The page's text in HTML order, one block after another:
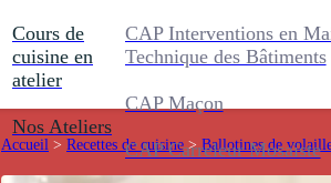
Cours de
cuisine en
atelier
Nos Ateliers
CAP Interventions en
Technique des Bâtiments
CAP Maçon
CAP Carreleur Mosaïste
Accueil > Recettes de cuisine > Ballotines de